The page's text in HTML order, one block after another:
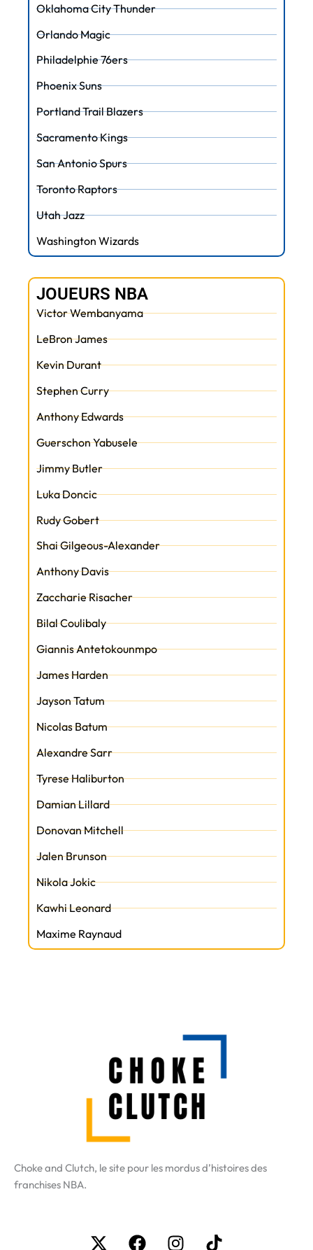
Oklahoma City Thunder
Orlando Magic
Philadelphie 76ers
Phoenix Suns
Portland Trail Blazers
Sacramento Kings
San Antonio Spurs
Toronto Raptors
Utah Jazz
Washington Wizards
JOUEURS NBA
Victor Wembanyama
LeBron James
Kevin Durant
Stephen Curry
Anthony Edwards
Guerschon Yabusele
Jimmy Butler
Luka Doncic
Rudy Gobert
Shai Gilgeous-Alexander
Anthony Davis
Zaccharie Risacher
Bilal Coulibaly
Giannis Antetokounmpo
James Harden
Jayson Tatum
Nicolas Batum
Alexandre Sarr
Tyrese Haliburton
Damian Lillard
Donovan Mitchell
Jalen Brunson
Nikola Jokic
Kawhi Leonard
Maxime Raynaud
Choke and Clutch, le site pour les mordus d’histoires des
franchises NBA.
X- FacebookInstagram
Tiktok